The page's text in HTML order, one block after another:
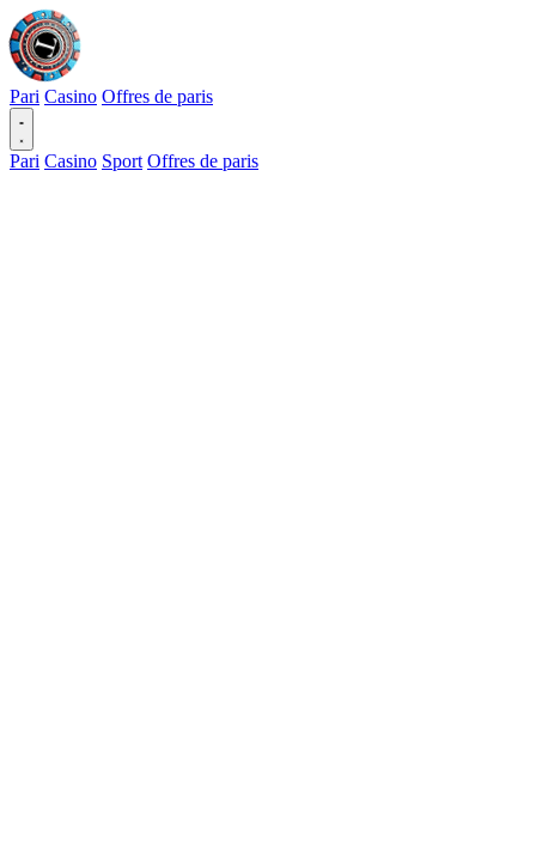
Pari Casino Offres de paris
Pari Casino Sport Offres de paris